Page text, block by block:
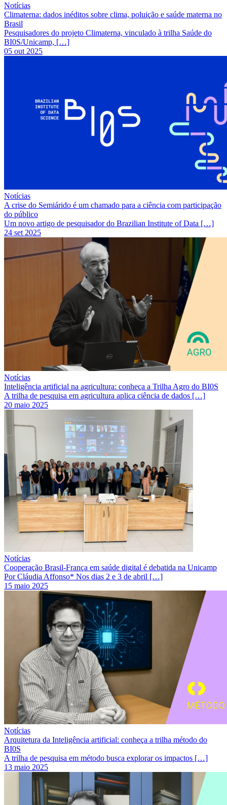
Notícias
Climaterna: dados inéditos sobre clima, poluição e saúde materna no
Brasil
Pesquisadores do projeto Climaterna, vinculado à trilha Saúde do
BI0S/Unicamp, […]
05 out 2025
Notícias
A crise do Semiárido é um chamado para a ciência com participação
do público
Um novo artigo de pesquisador do Brazilian Institute of Data […]
24 set 2025
Notícias
Inteligência artificial na agricultura: conheça a Trilha Agro do BI0S
A trilha de pesquisa em agricultura aplica ciência de dados […]
20 maio 2025
Notícias
Cooperação Brasil-França em saúde digital é debatida na Unicamp
Por Cláudia Affonso* Nos dias 2 e 3 de abril […]
15 maio 2025
Notícias
Arquitetura da Inteligência artificial: conheça a trilha método do
BI0S
A trilha de pesquisa em método busca explorar os impactos […]
13 maio 2025